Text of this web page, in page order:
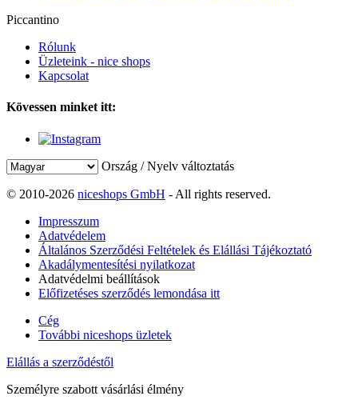
Piccantino
Rólunk
Üzleteink - nice shops
Kapcsolat
Kövessen minket itt:
Ország / Nyelv változtatás
© 2010-2026 niceshops GmbH - All rights reserved.
Impresszum
Adatvédelem
Általános Szerződési Feltételek és Elállási Tájékoztató
Akadálymentesítési nyilatkozat
Adatvédelmi beállítások
Előfizetéses szerződés lemondása itt
Cég
További niceshops üzletek
Elállás a szerződéstől
Személyre szabott vásárlási élmény